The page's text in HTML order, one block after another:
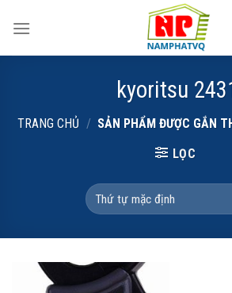
kyoritsu
TRANG CHỦ / SẢN PHẨM ĐƯỢC GẮN
LỌC